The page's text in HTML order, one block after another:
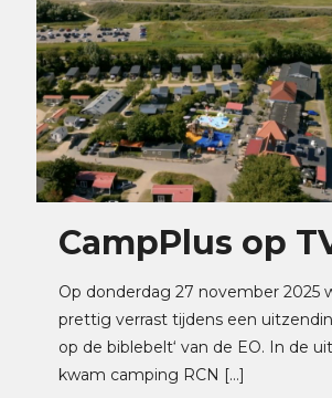
CampPlus op
Op donderdag 27 november 2025
prettig verrast tijdens een
op de biblebelt‘ van de EO. In de
kwam camping RCN […]